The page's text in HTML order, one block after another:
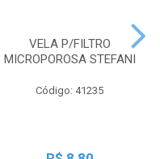
VELA P/FILTRO
MICROPOROSA STEFANI
Código: 41235